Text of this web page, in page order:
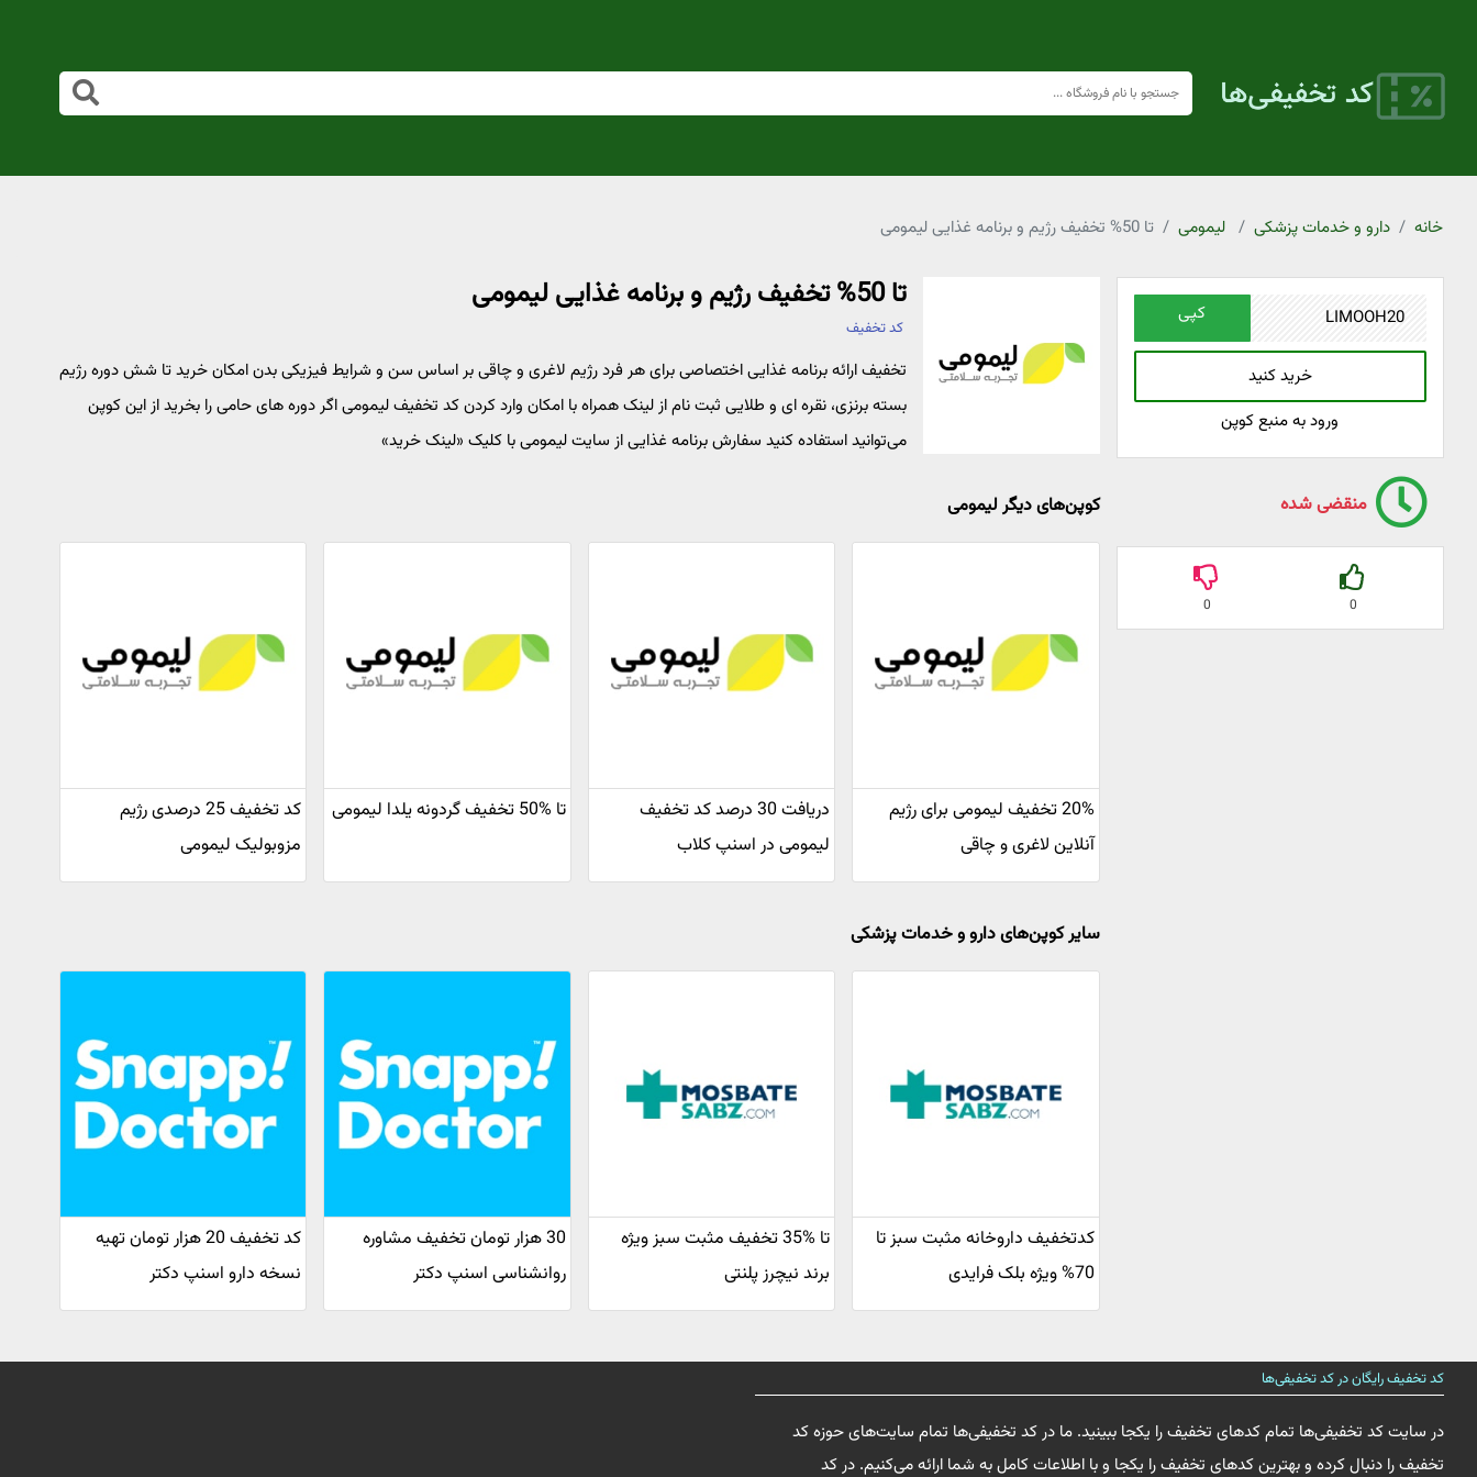
خانه دارو و خدمات پزشکی لیمومی تا 50% تخفیف رژیم و برنامه غذایی لیمومی
کپی
خرید کنید
ورود به منبع کوپن
منقضی شده
0
0
تا 50% تخفیف رژیم و برنامه غذایی لیمومی
کد تخفیف
تخفیف ارائه برنامه غذایی اختصاصی برای هر فرد رژیم لاغری و چاقی بر اساس سن و شرایط فیزیکی بدن امکان خرید تا شش دوره رژیم
بسته برنزی، نقره ای و طلایی ثبت نام از لینک همراه با امکان وارد کردن کد تخفیف لیمومی اگر دوره های حامی را بخرید از این کوپن
می‌توانید استفاده کنید سفارش برنامه غذایی از سایت لیمومی با کلیک «لینک خرید»
کوپن‌های دیگر لیمومی
20% تخفیف لیمومی برای رژیم
آنلاین لاغری و چاقی
دریافت 30 درصد کد تخفیف
لیمومی در اسنپ کلاب
تا %50 تخفیف گردونه یلدا لیمومی
کد تخفیف 25 درصدی رژیم
مزوبولیک لیمومی
سایر کوپن‌های دارو و خدمات پزشکی
کدتخفیف داروخانه مثبت سبز تا
70% ویژه بلک فرایدی
تا %35 تخفیف مثبت سبز ویژه
برند نیچرز پلنتی
30 هزار تومان تخفیف مشاوره
روانشناسی اسنپ دکتر
کد تخفیف 20 هزار تومان تهیه
نسخه دارو اسنپ دکتر
کد تخفیف رایگان در کد تخفیفی‌ها
در سایت کد تخفیفی‌ها تمام کدهای تخفیف را یکجا ببینید. ما در کد تخفیفی‌ها تمام سایت‌های حوزه کد
تخفیف را دنبال کرده و بهترین کدهای تخفیف را یکجا و با اطلاعات کامل به شما ارائه می‌کنیم. در کد